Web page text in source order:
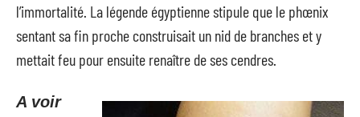
l’immortalité. La légende égyptienne stipule que le phœnix
sentant sa fin proche construisait un nid de branches et y
mettait feu pour ensuite renaître de ses cendres.
A voir